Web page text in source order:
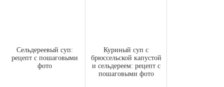
Сельдереевый суп:
рецепт с пошаговыми
фото
Куриный суп с
брюссельской капустой
и сельдереем: рецепт с
пошаговыми фото